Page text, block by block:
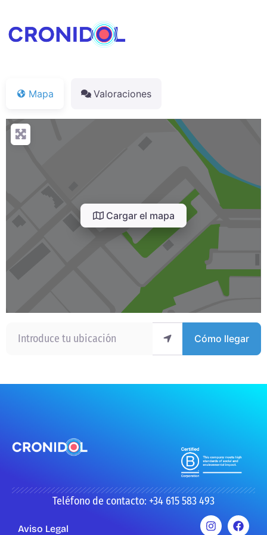
Mapa Valoraciones
Cargar el mapa
Cómo llegar
Teléfono de contacto: +34 615 583 493
Aviso Legal